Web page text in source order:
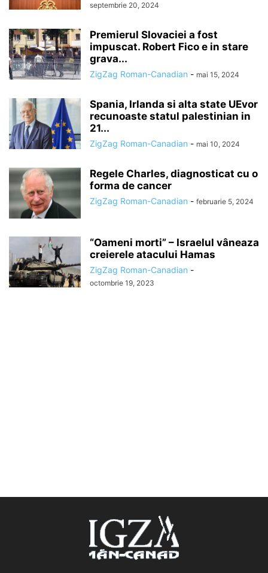
septembrie 20, 2024
Premierul Slovaciei a fost
impuscat. Robert Fico e in stare
grava...
ZigZag Roman-Canadian - mai 15, 2024
Spania, Irlanda si alta state UEvor
recunoaste statul palestinian in
21...
ZigZag Roman-Canadian - mai 10, 2024
Regele Charles, diagnosticat cu o
forma de cancer
ZigZag Roman-Canadian - februarie 5, 2024
“Oameni morti” – Israelul vâneaza
creierele atacului Hamas
ZigZag Roman-Canadian -
octombrie 19, 2023